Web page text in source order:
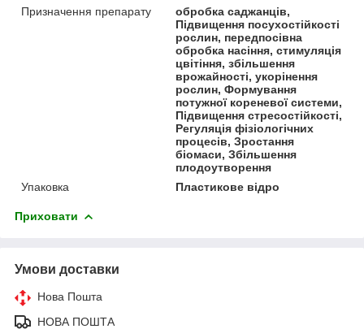
Призначення препарату
обробка саджанців,
Підвищення посухостійкості
рослин, передпосівна
обробка насіння, стимуляція
цвітіння, збільшення
врожайності, укорінення
рослин, Формування
потужної кореневої системи,
Підвищення стресостійкості,
Регуляція фізіологічних
процесів, Зростання
біомаси, Збільшення
плодоутворення
Упаковка
Пластикове відро
Приховати
Умови доставки
Нова Пошта
НОВА ПОШТА